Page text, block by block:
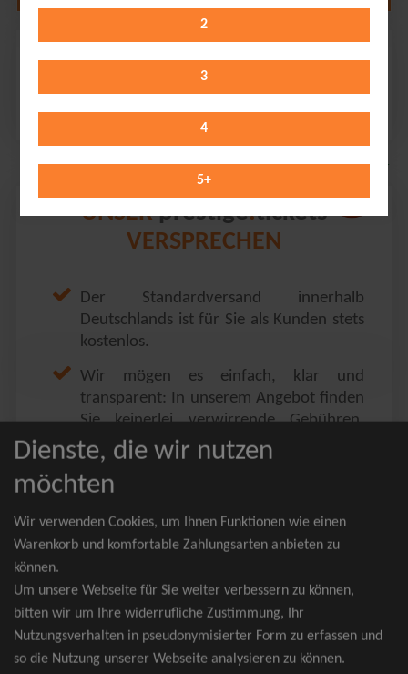
2
3
4
5+
QUARTERBACK Immobilien ARENA // Leipzig
Monday 30.11.2026
UNSERprestige.tickets
VERSPRECHEN
Der Standardversand innerhalb
Deutschlands ist für Sie als Kunden stets
kostenlos.
Wir mögen es einfach, klar und
transparent: In unserem Angebot finden
Sie keinerlei verwirrende Gebühren,
Zusatzangebote oder ähnliches.
Sie erhalten ausschließlich
zusammenhängende Sitzplätze, welche
nach der Bestplatzbuchung vergeben
werden.
wider Erwarten doch nicht verfügbar
sein, erhalten Sie von uns Tickets für die
nächst bessere Kategorie. Und das
kostenfrei und völlig automatisch.
Dienste, die wir nutzen
möchten
Wir verwenden Cookies, um Ihnen Funktionen wie einen
Warenkorb und komfortable Zahlungsarten anbieten zu
können.
Um unsere Webseite für Sie weiter verbessern zu können,
bitten wir um Ihre widerrufliche Zustimmung, Ihr
Nutzungsverhalten in pseudonymisierter Form zu erfassen und
so die Nutzung unserer Webseite analysieren zu können.